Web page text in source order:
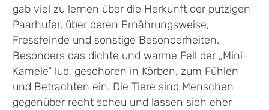
gab viel zu lernen über die Herkunft der putzigen
Paarhufer, über deren Ernährungsweise,
Fressfeinde und sonstige Besonderheiten.
Besonders das dichte und warme Fell der „Mini-
Kamele“ lud, geschoren in Körben, zum Fühlen
und Betrachten ein. Die Tiere sind Menschen
gegenüber recht scheu und lassen sich eher